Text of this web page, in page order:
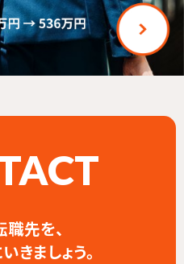
先を、
きましょう。